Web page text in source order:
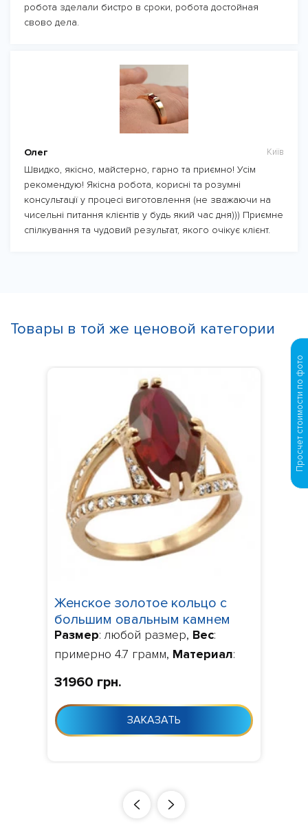
робота зделали бистро в сроки, робота достойная
свово дела.
Олег Київ
Швидко, якісно, майстерно, гарно та приємно! Усім
рекомендую! Якісна робота, корисні та розумні
консультації у процесі виготовлення (не зважаючи на
чисельні питання клієнтів у будь який час дня))) Приємне
спілкування та чудовий результат, якого очікує клієнт.
Товары в той же ценовой категории
Женское золотое кольцо с
большим овальным камнем
100610
Размер: любой размер, Вес:
примерно 4.7 грамм, Материал:
умолчанию фианит,
Изготовление
: Изготовление 10-
24 дня с момента заказа
31960 грн.
ЗАКАЗАТЬ
Просчет стоимости по фото